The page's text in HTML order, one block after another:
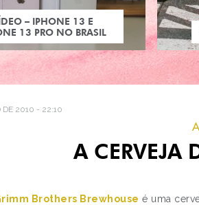
– IPHONE 13 E
13 PRO NO BRASIL
DE 2010 - 22:10
A CERVEJA
Brothers Brewhouse é uma